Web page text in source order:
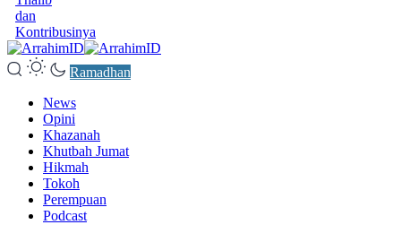
dan
Kontribusinya
Ramadhan
News
Opini
Khazanah
Khutbah Jumat
Hikmah
Tokoh
Perempuan
Podcast